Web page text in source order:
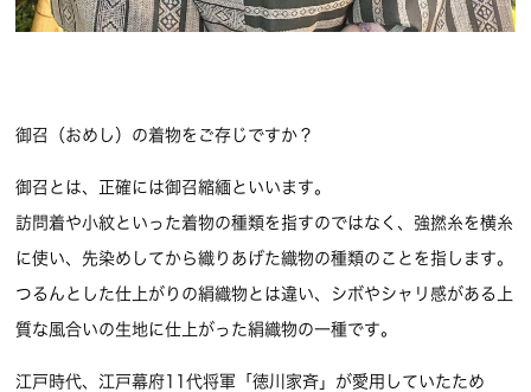
御召（おめし）の着物をご存じですか？
御召とは、正確には御召縮緬といいます。
訪問着や小紋といった着物の種類を指すのではなく、強撚糸を横糸
に使い、先染めしてから織りあげた織物の種類のことを指します。
つるんとした仕上がりの絹織物とは違い、シボやシャリ感がある上
質な風合いの生地に仕上がった絹織物の一種です。
江戸時代、江戸幕府11代将軍「徳川家斉」が愛用していたため